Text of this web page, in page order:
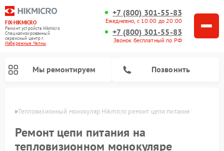
FIX-HIKMICRO
Ремонт устройств Hikmicro
Специализированный
cервисный центр г.
Набережные Челны
+7 (800) 301-55-83
Ежедневно, с 10:00 до 20:00
+7 (800) 301-55-83
Звонок бесплатный по РФ
Мы ремонтируем Позвонить
Тепловизионный монокуляр Hikmicro ремонт цепи питания
Ремонт цепи питания на
тепловизионном монокуляре